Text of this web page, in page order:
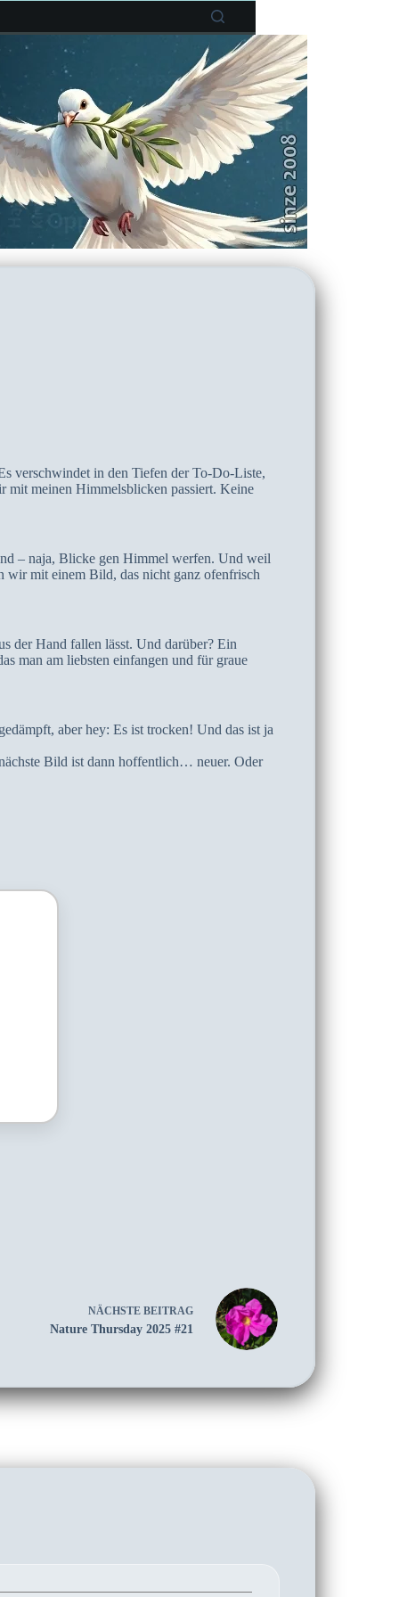
verschwindet in den Tiefen der To-Do-Liste,
mit meinen Himmelsblicken passiert. Keine
– naja, Blicke gen Himmel werfen. Und weil
mit einem Bild, das nicht ganz ofenfrisch
der Hand fallen lässt. Und darüber? Ein
man am liebsten einfangen und für graue
aber hey: Es ist trocken! Und das ist ja
Bild ist dann hoffentlich… neuer. Oder
NÄCHSTEBEITRAG
Nature Thursday 2025 #21